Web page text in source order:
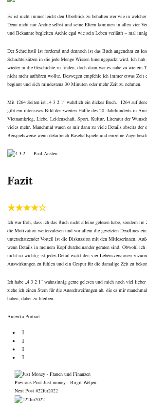
Es ist nicht immer leicht den Überblick zu behalten wer wie in welcher
Denn nicht nur Archie selbst und seine Eltern kommen in allen vier
und Bekannte begleiten Archie egal wie sein Leben verläuft – mal
Der Schreibstil ist fordernd und dennoch ist das Buch angenehm zu
Schachtelsätzen in die jede Menge Wissen hineingepackt wird. Ich
wieder in die Geschichte zu finden, doch dann war es nahe zu wie ein
nicht mehr aufhören wollte. Deswegen empfehle ich immer etwas Zeit
beginnt und sich mindestens 30 Minuten oder mehr Zeit zu nehmen.
Mit 1264 Seiten ist „4 3 2 1“ wahrlich ein dickes Buch. 1264 auf
gibt ein intensives Bild der zweiten Hälfte des 20. Jahrhunderts in
Vietnamkrieg, Liebe, Leidenschaft, Sport, Kultur, Literatur der Wunsch
vieles mehr. Manchmal waren es mir dann zu viele Details abseits der
Beispielsweise wenn detailreich Baseballspiele und einzelne Züge
Fazit
★★★★☆
Ich war froh, dass ich das Buch nicht alleine gelesen habe, sondern im
die Motivation weiterzulesen und vor allem die gesetzten Deadlines
unterschätzender Vorteil ist die Diskussion mit den Mitleserinnen.
wenn Details in meinem Kopf durcheinander geraten sind. Obwohl ich
nicht so wichtig ist jedes Detail exakt den vier Lebensversionen
Auswirkungen zu fühlen und ein Gespür für die damalige Zeit zu
Ich habe „4 3 2 1“ wahnsinnig gerne gelesen und mich noch viel
ziehe ich einen Stern für die Ausschweifungen ab, die es mir
haben, dabei zu bleiben.
Amerika Portrait
Previous Post Just money - Birgit Wetjen
Next Post #22für2022